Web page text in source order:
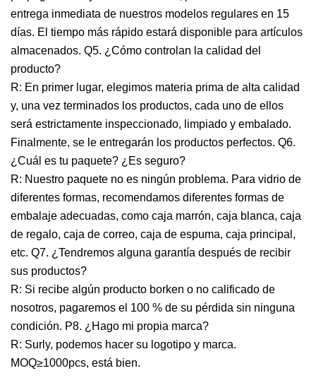
entrega inmediata de nuestros modelos regulares en 15
días. El tiempo más rápido estará disponible para artículos
almacenados. Q5. ¿Cómo controlan la calidad del
producto?
R: En primer lugar, elegimos materia prima de alta calidad
y, una vez terminados los productos, cada uno de ellos
será estrictamente inspeccionado, limpiado y embalado.
Finalmente, se le entregarán los productos perfectos. Q6.
¿Cuál es tu paquete? ¿Es seguro?
R: Nuestro paquete no es ningún problema. Para vidrio de
diferentes formas, recomendamos diferentes formas de
embalaje adecuadas, como caja marrón, caja blanca, caja
de regalo, caja de correo, caja de espuma, caja principal,
etc. Q7. ¿Tendremos alguna garantía después de recibir
sus productos?
R: Si recibe algún producto borken o no calificado de
nosotros, pagaremos el 100 % de su pérdida sin ninguna
condición. P8. ¿Hago mi propia marca?
R: Surly, podemos hacer su logotipo y marca.
MOQ≥1000pcs, está bien.